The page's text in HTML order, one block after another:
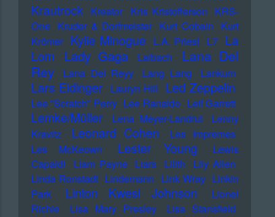
Krautrock Kreator Kris Kristofferson KRS-
One Kruder & Dorfmeister Kurt Cobain Kurt
Krömer Kylie Minogue L.A. Priest L7 La
Lom
Lady Gaga Laibach
Lana Del
Rey
Lana Del Reyy Lang Lang Lankum
Lars Eidinger Lauryn Hill Led Zeppelin
Lee "Scratch" Perry Lee Ranaldo Leif Garrett
Lemke/Müller Lena Meyer-Landrut
Lenny
Kravitz
Leonard Cohen
Les Impremes
Les McKeown
Lester Young
Lewis
Capaldi
Liam Payne Liars Lilith
Lily Allen
Linda Ronstadt Lindemann Link Wray Linkin
Park
Linton Kwesi Johnson
Lionel
Richie
Lisa Mary Presley
Lisa Stansfield